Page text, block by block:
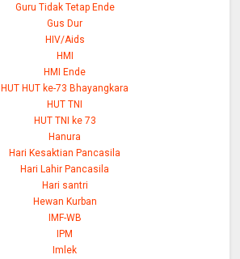
Guru Tidak Tetap Ende
Gus Dur
HIV/Aids
HMI
HMI Ende
HUT HUT ke-73 Bhayangkara
HUT TNI
HUT TNI ke 73
Hanura
Hari Kesaktian Pancasila
Hari Lahir Pancasila
Hari santri
Hewan Kurban
IMF-WB
IPM
Imlek